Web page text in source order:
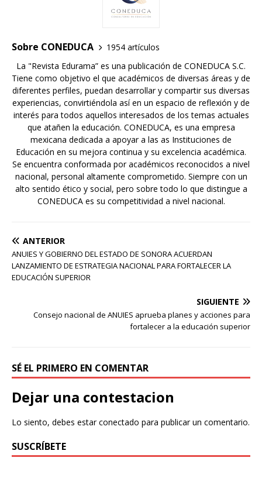
Sobre CONEDUCA
1954 artículos
La "Revista Edurama” es una publicación de CONEDUCA S.C.
Tiene como objetivo el que académicos de diversas áreas y de
diferentes perfiles, puedan desarrollar y compartir sus diversas
experiencias, convirtiéndola así en un espacio de reflexión y de
interés para todos aquellos interesados de los temas actuales
que atañen la educación. CONEDUCA, es una empresa
mexicana dedicada a apoyar a las as Instituciones de
Educación en su mejora continua y su excelencia académica.
Se encuentra conformada por académicos reconocidos a nivel
nacional, personal altamente comprometido. Siempre con un
alto sentido ético y social, pero sobre todo lo que distingue a
CONEDUCA es su competitividad a nivel nacional.
ANTERIOR
ANUIES Y GOBIERNO DEL ESTADO DE SONORA ACUERDAN
LANZAMIENTO DE ESTRATEGIA NACIONAL PARA FORTALECER LA
EDUCACIÓN SUPERIOR
SIGUIENTE
Consejo nacional de ANUIES aprueba planes y acciones para
fortalecer a la educación superior
SÉ EL PRIMERO EN COMENTAR
Dejar una contestacion
Lo siento, debes estarconectado para publicar un comentario.
SUSCRÍBETE